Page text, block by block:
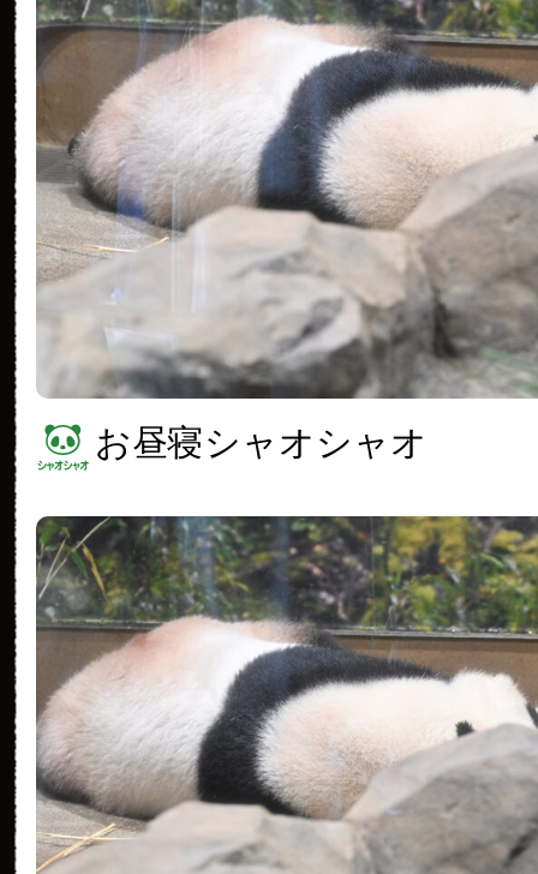
お昼寝シャオシャオ